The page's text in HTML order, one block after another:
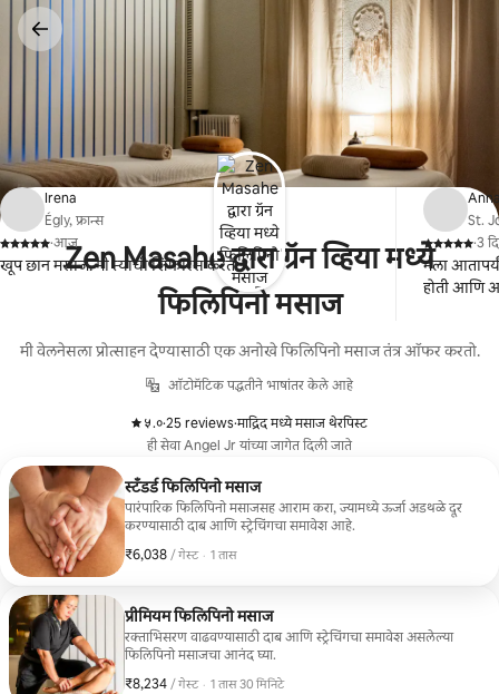
कंटेंटवर
Zen Masahe द्वारा ग्रॅन व्हिया मध्ये
फिलिपिनो मसाज
मी वेलनेसला प्रोत्साहन देण्यासाठी एक अनोखे फिलिपिनो मसाज तंत्र ऑफर करतो.
ऑटोमॅटिक पद्धतीने भाषांतर केले आहे
५.०
,
·25 reviews
,
·माद्रिद मध्ये मसाज थेरपिस्ट
ही सेवा Angel Jr यांच्या जागेत दिली जाते
स्टॅंडर्ड फिलिपिनो मसाज
पारंपारिक फिलिपिनो मसाजसह आराम करा, ज्यामध्ये ऊर्जा अडथळे दूर
करण्यासाठी दाब आणि स्ट्रेचिंगचा समावेश आहे.
₹6,038 / गेस्ट
₹6,038 प्रति गेस्ट
, · 1 तास
प्रीमियम फिलिपिनो मसाज
रक्ताभिसरण वाढवण्यासाठी दाब आणि स्ट्रेचिंगचा समावेश असलेल्या
फिलिपिनो मसाजचा आनंद घ्या.
₹8,234 / गेस्ट
₹8,234 प्रति गेस्ट
, · 1 तास 30 मिनिटे
Irena
Égly, फ्रान्स
,
·आज
खूप छान मसाज. मी त्याची शिफारस करते.
St.
,
·3
मला
होती आणि